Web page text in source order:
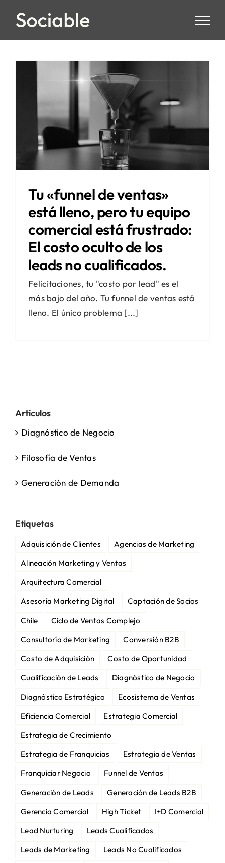
Tu «funnel de ventas»
está lleno, pero tu equipo
comercial está frustrado:
El costo oculto de los
leads no cualificados.
Felicitaciones, tu "costo por lead" es el
más bajo del año. Tu funnel de ventas está
lleno. El único problema [...]
Artículos
Diagnóstico de Negocio
Filosofía de Ventas
Generación de Demanda
Etiquetas
Adquisición de Clientes
Agencias de Marketing
Alineación Marketing y Ventas
Arquitectura Comercial
Asesoría Marketing Digital
Captación de Socios
Chile
Ciclo de Ventas Complejo
Consultoría de Marketing
Conversión B2B
Costo de Adquisición
Costo de Oportunidad
Cualificación de Leads
Diagnóstico de Negocio
Diagnóstico Estratégico
Ecosistema de Ventas
Eficiencia Comercial
Estrategia Comercial
Estrategia de Crecimiento
Estrategia de Franquicias
Estrategia de Ventas
Franquiciar Negocio
Funnel de Ventas
Generación de Leads
Generación de Leads B2B
Gerencia Comercial
High Ticket
I+D Comercial
Lead Nurturing
Leads Cualificados
Leads de Marketing
Leads No Cualificados